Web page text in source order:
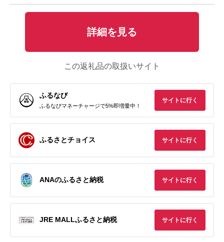
詳細を見る
この返礼品の取扱いサイト
ふるなび
ふるなびマネーチャージで5%即増量中！
サイトに行く
ふるさとチョイス サイトに行く
ANAのふるさと納税 サイトに行く
JRE MALLふるさと納税 サイトに行く